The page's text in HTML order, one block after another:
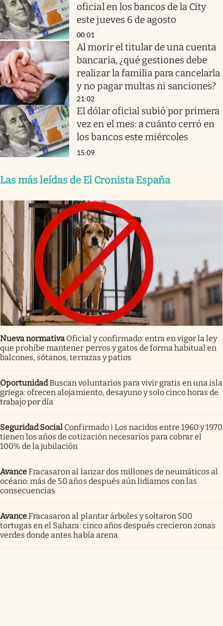
oficial en los bancos de la City
este jueves 6 de agosto
00:01
Al morir el titular de una cuenta
bancaria, ¿qué gestiones debe
realizar la familia para cancelarla
y no pagar multas ni sanciones?
21:02
El dólar oficial subió por primera
vez en el mes: a cuánto cerró en
los bancos este miércoles
15:09
Las más leídas de El Cronista España
Nueva normativa Oficial y confirmado: entra en vigor la ley
que prohíbe mantener perros y gatos de forma habitual en
balcones, sótanos, terrazas y patios
OportunidadBuscan voluntarios para vivir gratis en una isla
griega: ofrecen alojamiento, desayuno y solo cinco horas de
trabajo por día
Seguridad Social Confirmado | Los nacidos entre 1960 y 1970
tienen los años de cotización necesarios para cobrar el
100% de la jubilación
AvanceFracasaron al lanzar dos millones de neumáticos al
océano: más de 50 años después aún lidiamos con las
consecuencias
AvanceFracasaron al plantar árboles y soltaron 500
tortugas en el Sahara: cinco años después crecieron zonas
verdes donde antes había arena